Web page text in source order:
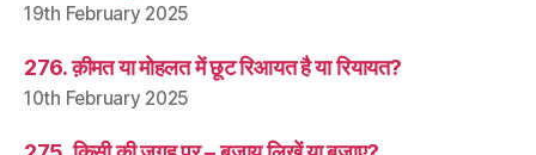
19th February 2025
276. क़ीमत या मोहलत में छूट रिआयत है या रियायत?
10th February 2025